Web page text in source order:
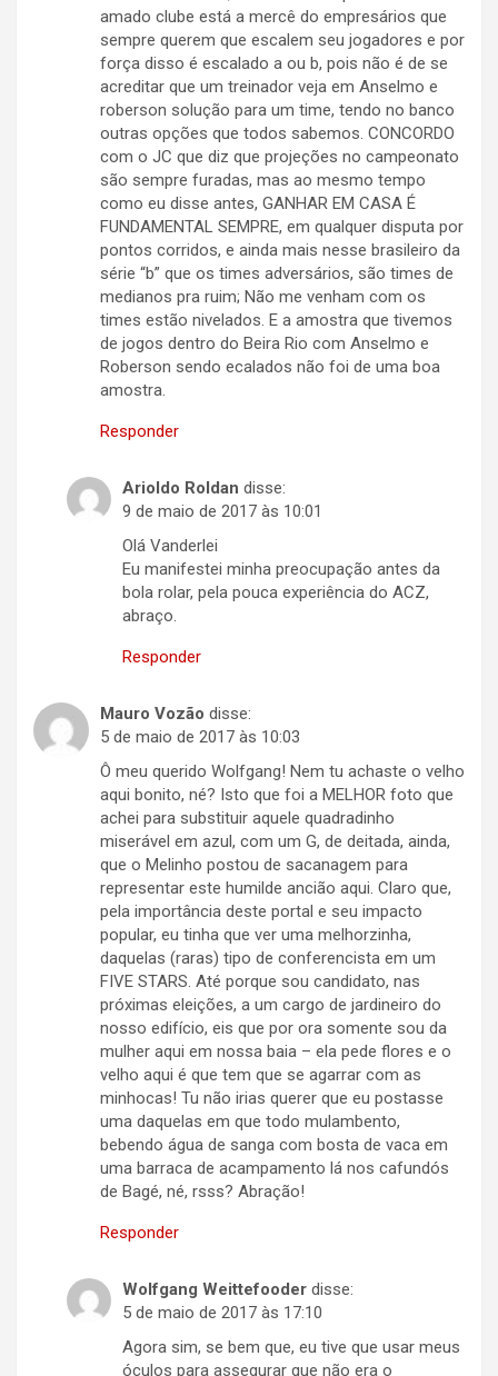
amado clube está a mercê do empresários que
sempre querem que escalem seu jogadores e por
força disso é escalado a ou b, pois não é de se
acreditar que um treinador veja em Anselmo e
roberson solução para um time, tendo no banco
outras opções que todos sabemos. CONCORDO
com o JC que diz que projeções no campeonato
são sempre furadas, mas ao mesmo tempo
como eu disse antes, GANHAR EM CASA É
FUNDAMENTAL SEMPRE, em qualquer disputa por
pontos corridos, e ainda mais nesse brasileiro da
série “b” que os times adversários, são times de
medianos pra ruim; Não me venham com os
times estão nivelados. E a amostra que tivemos
de jogos dentro do Beira Rio com Anselmo e
Roberson sendo ecalados não foi de uma boa
amostra.
Responder
Arioldo Roldan disse:
9 de maio de 2017 às 10:01
Olá Vanderlei
Eu manifestei minha preocupação antes da
bola rolar, pela pouca experiência do ACZ,
abraço.
Responder
Mauro Vozão disse:
5 de maio de 2017 às 10:03
Ô meu querido Wolfgang! Nem tu achaste o velho
aqui bonito, né? Isto que foi a MELHOR foto que
achei para substituir aquele quadradinho
miserável em azul, com um G, de deitada, ainda,
que o Melinho postou de sacanagem para
representar este humilde ancião aqui. Claro que,
pela importância deste portal e seu impacto
popular, eu tinha que ver uma melhorzinha,
daquelas (raras) tipo de conferencista em um
FIVE STARS. Até porque sou candidato, nas
próximas eleições, a um cargo de jardineiro do
nosso edifício, eis que por ora somente sou da
mulher aqui em nossa baia – ela pede flores e o
velho aqui é que tem que se agarrar com as
minhocas! Tu não irias querer que eu postasse
uma daquelas em que todo mulambento,
bebendo água de sanga com bosta de vaca em
uma barraca de acampamento lá nos cafundós
de Bagé, né, rsss? Abração!
Responder
Wolfgang Weittefooder disse:
5 de maio de 2017 às 17:10
Agora sim, se bem que, eu tive que usar meus
óculos para assegurar que não era o